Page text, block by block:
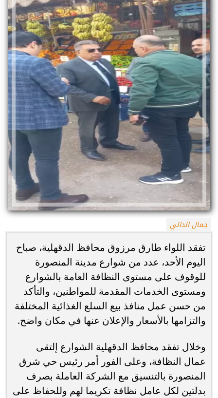
جمال الدالي
تفقد اللواء طارق مرزوق محافظ الدقهلية، صباح
اليوم الأحد، عدد من شوارع مدينة المنصورة
للوقوف على مستوى النظافة العامة بالشوارع
ومستوى الخدمات المقدمة للمواطنين، والتأكد
من حسن عمل منافذ بيع السلع الغذائية المختلفة
والتزامها بالأسعار والإعلان عنها في مكان واضح.
وخلال تفقد محافظ الدقهلية الشوارع إلتقى
عمال النظافة، وعلى الفور أمر رئيس حي شرق
المنصورة بالتنسيق مع الشركة العاملة بصرف
بدلتين لكل عامل نظافة تكريما لهم وللحفاظ على